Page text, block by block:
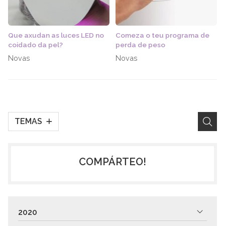
TEMAS
Que axudan as luces LED no
coidado da pel?
Novas
Comeza o teu programa de
perda de peso
Novas
COMPÁRTEO!
2020